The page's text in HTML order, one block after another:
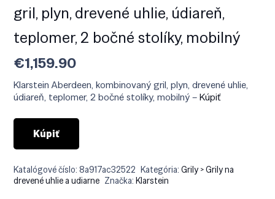
gril, plyn, drevené uhlie, údiareň,
teplomer, 2 bočné stolíky, mobilný
€1,159.90
Klarstein Aberdeen, kombinovaný gril, plyn, drevené uhlie,
údiareň, teplomer, 2 bočné stolíky, mobilný –Kúpiť
Kúpiť
Katalógové číslo:8a917ac32522 Kategória:Grily > Grily na
drevené uhlie a udiarne Značka:Klarstein